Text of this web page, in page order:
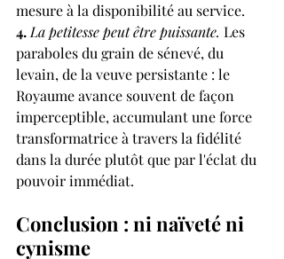
mesure à la disponibilité au service.
4. La petitesse peut être puissante. Les
paraboles du grain de sénevé, du
levain, de la veuve persistante : le
Royaume avance souvent de façon
imperceptible, accumulant une force
transformatrice à travers la fidélité
dans la durée plutôt que par l'éclat du
pouvoir immédiat.
Conclusion : ni naïveté ni
cynisme